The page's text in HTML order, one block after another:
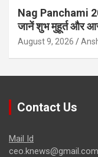
Nag Panchami
जानें शुभ मुहूर्त और
August 9, 2026
Contact Us
Mail Id
ceo.knews@gmail.com